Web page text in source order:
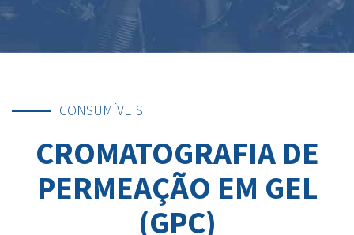
CONSUMÍVEIS
CROMATOGRAFIA DE
PERMEAÇÃO EM GEL
(GPC)